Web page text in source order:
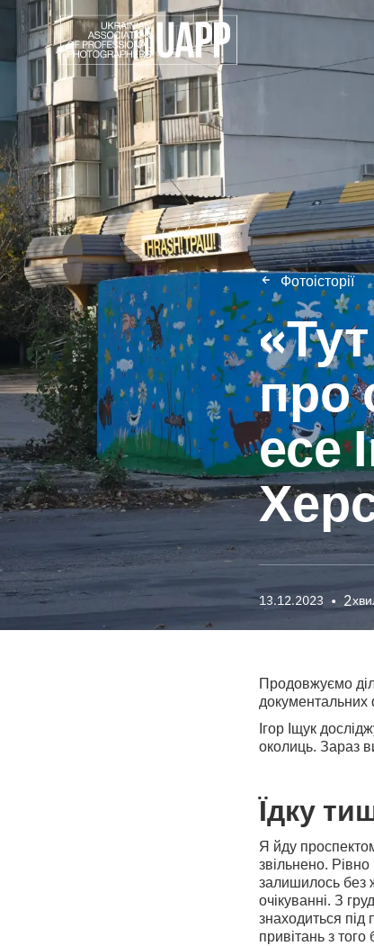
Фотоісторії
про
есе
13.12.2023 • 2
Продовжуємо
Ігор Іщук
околиць. Зараз
Їдку
Я йду
звільнено.
залишилось без
очікуванні. З
знаходиться під
привітань з того